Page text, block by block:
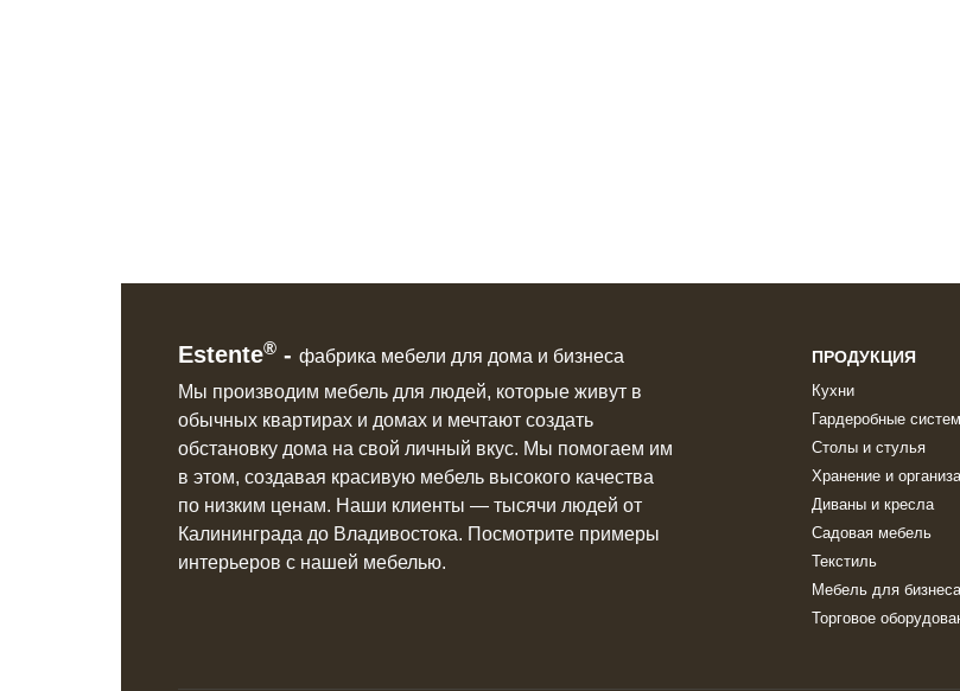
Estente® - фабрика мебели для дома и бизнеса
Мы производим мебель для людей, которые живут в
обычных квартирах и домах и мечтают создать
обстановку дома на свой личный вкус. Мы помогаем им
в этом, создавая красивую мебель высокого качества
по низким ценам. Наши клиенты ― тысячи людей от
Калининграда до Владивостока. Посмотрите примеры
интерьеров с нашей мебелью.
ПРОДУКЦИЯ
Кухни
Гардеробные
Столы и стулья
Хранение и
Диваны и кресла
Садовая мебель
Текстиль
Мебель для бизнеса
Торговое